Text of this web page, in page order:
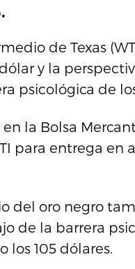
de Texas
y la
psicológica de
la Bolsa
para entrega en
del oro negro
de la barrera
los 105 dólares.